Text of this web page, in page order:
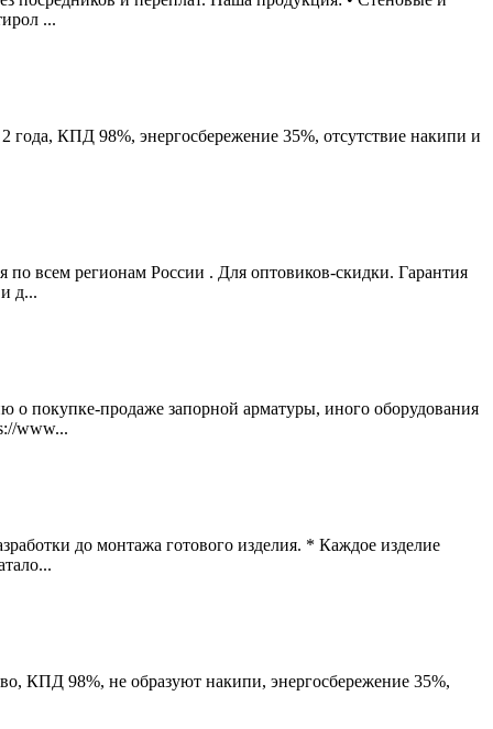
...
КПД 98%, энергосбережение 35%, отсутствие накипи и
всем регионам России . Для оптовиков-скидки. Гарантия
д...
о покупке-продаже запорной арматуры, иного оборудования
www...
до монтажа готового изделия. * Каждое изделие
КПД 98%, не образуют накипи, энергосбережение 35%,